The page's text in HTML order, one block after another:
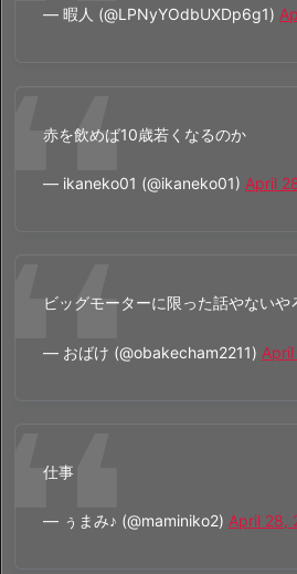
— 暇人 (@LPNyYOdbUXDp6g1)
赤を飲めば10歳若くなるのか
— ikaneko01 (@ikaneko01) April
ビッグモーターに限った話やない
— おばけ (@obakecham2211)
仕事
— ぅまみ♪ (@maminiko2) April 28,